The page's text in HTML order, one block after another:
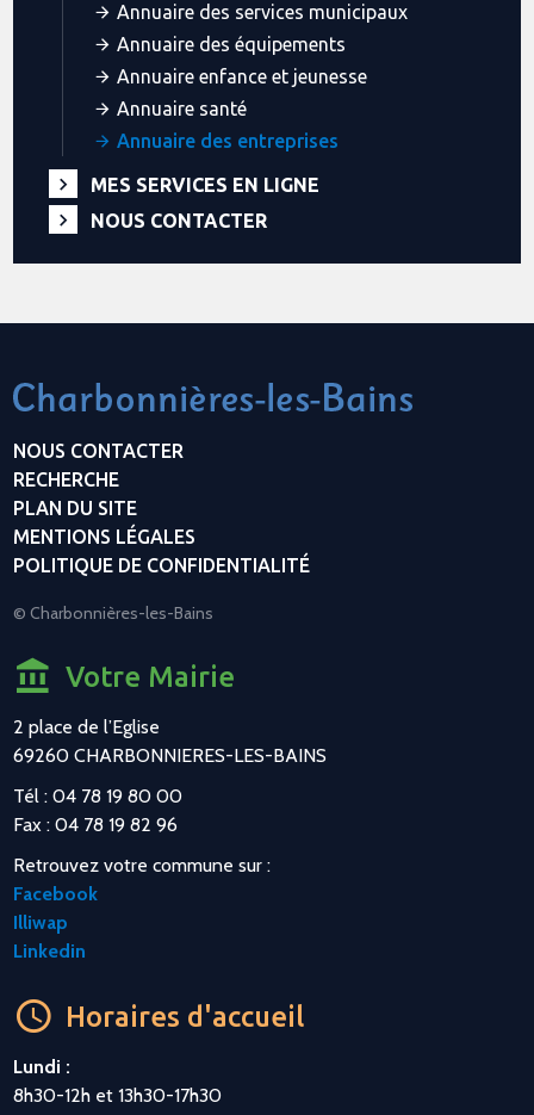
Annuaire des services municipaux
Annuaire des équipements
Annuaire enfance et jeunesse
Annuaire santé
Annuaire des entreprises
MES SERVICES EN LIGNE
NOUS CONTACTER
NOUS CONTACTER
RECHERCHE
PLAN DU SITE
MENTIONS LÉGALES
POLITIQUE DE CONFIDENTIALITÉ
© Charbonnières-les-Bains
Votre Mairie
2 place de l’Eglise
69260 CHARBONNIERES-LES-BAINS
Tél : 04 78 19 80 00
Fax : 04 78 19 82 96
Retrouvez votre commune sur :
Facebook
Illiwap
Linkedin
Horaires d'accueil
Lundi :
8h30-12h et 13h30-17h30